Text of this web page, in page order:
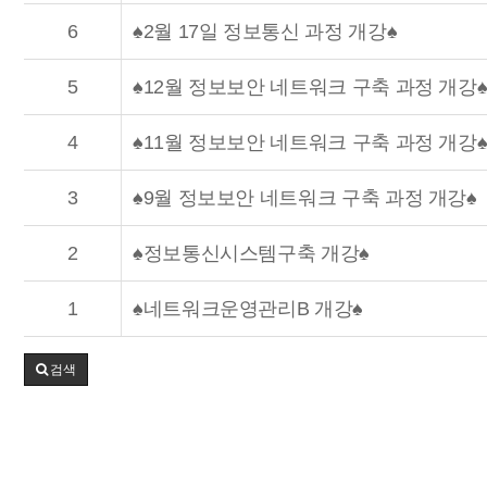
6 ♠2월 17일 정보통신 과정 개강♠
5 ♠12월 정보보안 네트워크 구축 과정 개강♠
4 ♠11월 정보보안 네트워크 구축 과정 개강♠
3 ♠9월 정보보안 네트워크 구축 과정 개강♠
2 ♠정보통신시스템구축 개강♠
1 ♠네트워크운영관리B 개강♠
검색